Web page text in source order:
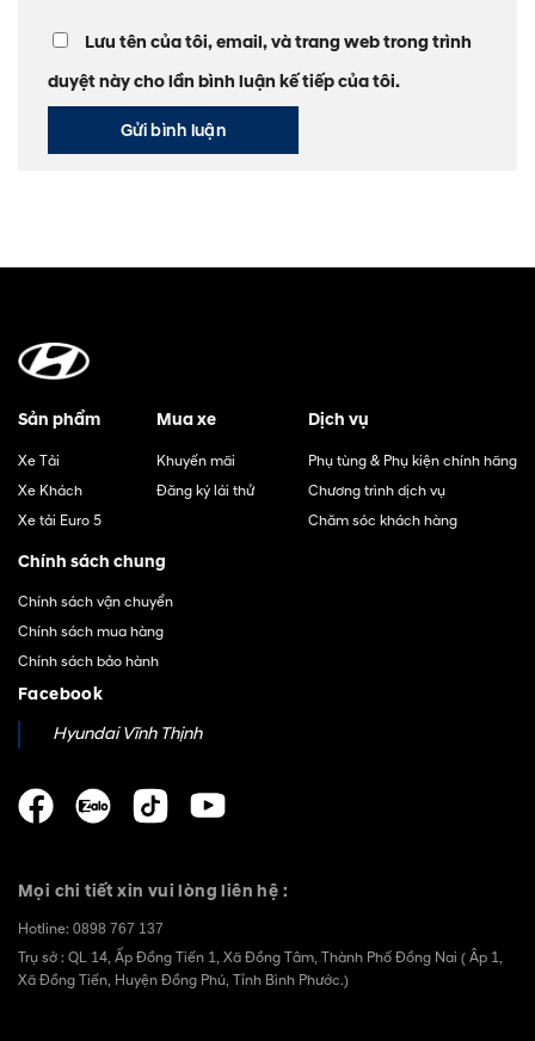
Lưu tên của tôi, email, và trang web trong trình
duyệt này cho lần bình luận kế tiếp của tôi.
Sản phẩm
Xe Tải
Xe Khách
Xe tải Euro 5
Mua xe
Khuyến mãi
Đăng ký lái thử
Dịch vụ
Phụ tùng & Phụ kiện chính hãng
Chương trình dịch vụ
Chăm sóc khách hàng
Chính sách chung
Chính sách vận chuyển
Chính sách mua hàng
Chính sách bảo hành
Facebook
Hyundai Vĩnh Thịnh
Mọi chi tiết xin vui lòng liên hệ :
Hotline: 0898 767 137
Trụ sở : QL 14, Ấp Đồng Tiến 1, Xã Đồng Tâm, Thành Phố Đồng Nai ( Âp 1,
Xã Đồng Tiến, Huyện Đồng Phú, Tỉnh Bình Phước.)